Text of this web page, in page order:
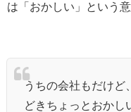
は「おかしい」という
うちの会社もだけど
どきちょっとおかし